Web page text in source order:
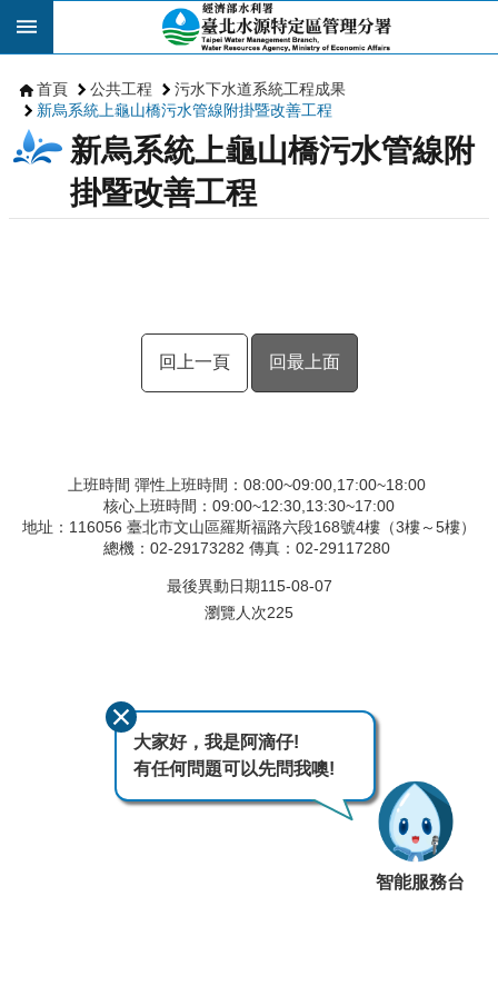
跳到主要內容區塊
首頁 公共工程
污水下水道系統工程成果
新烏系統上龜山橋污水管線附掛暨改善工程
新烏系統上龜山橋污水管線附
掛暨改善工程
回上一頁 回最上面
上班時間 彈性上班時間：08:00~09:00,17:00~18:00
核心上班時間：09:00~12:30,13:30~17:00
地址：116056 臺北市文山區羅斯福路六段168號4樓（3樓～5樓）
總機：02-29173282 傳真：02-29117280
最後異動日期115-08-07
瀏覽人次225
大家好，我是阿滴仔!
有任何問題可以先問我噢!
智能服務台